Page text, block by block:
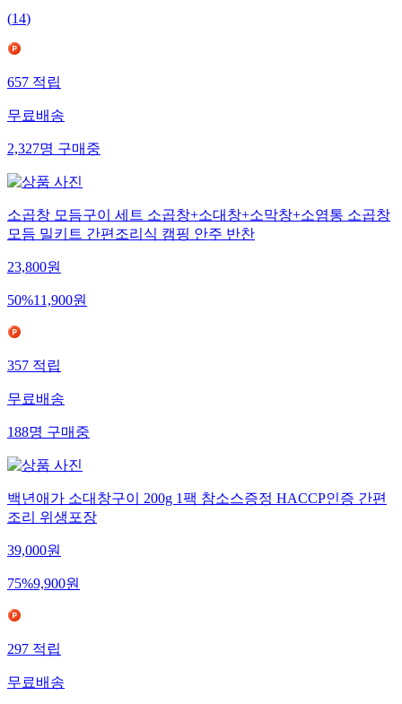
(14)
657적립
무료배송
2,327명구매중
소곱창 모듬구이 세트 소곱창+소대창+소막창+소염통 소곱창
모듬 밀키트 간편조리식 캠핑 안주 반찬
23,800원
50%11,900원
357적립
무료배송
188명구매중
백년애가 소대창구이 200g 1팩 참소스증정 HACCP인증 간편
조리 위생포장
39,000원
75%9,900원
297적립
무료배송